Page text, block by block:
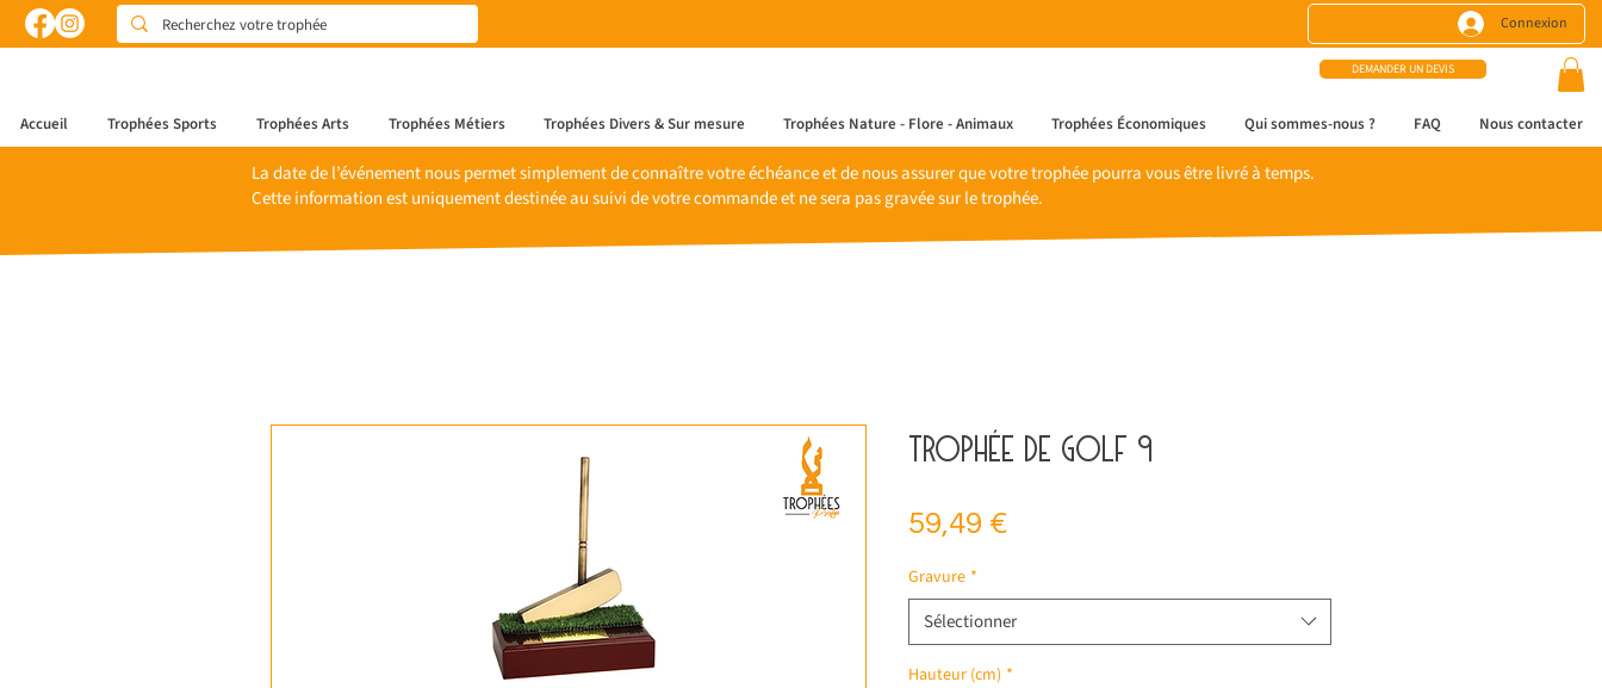
Connexion
DEMANDER UN DEVIS
Accueil Trophées Sports Trophées Arts Trophées Métiers Trophées Divers & Sur mesure Trophées Nature - Flore - Animaux Trophées Économiques Qui sommes-nous ? FAQ Nous contacter
La date de l’événement nous permet simplement de connaître votre échéance et de nous assurer que votre trophée pourra vous être livré à temps.
Cette information est uniquement destinée au suivi de votre commande et ne sera pas gravée sur le trophée.
Trophée de golf 9
59,49 €
Gravure *
Sélectionner
Hauteur (cm) *